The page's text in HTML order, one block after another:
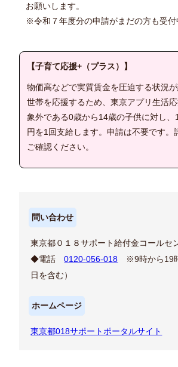
お願いします。
※令和７年度分の申請がまだの方も受付
【子育て応援+（プラス）】
物価高などで実質賃金を圧迫する状況
世帯を応援するため、東京アプリ生活
象外である0歳から14歳の子供に対し
円を1回支給します。申請は不要です。
ご確認ください。
問い合わせ
東京都０１８サポート給付金コールセ
◆電話0120-056-018 ※9時から19
日を含む）
ホームページ
東京都018サポートポータルサイト